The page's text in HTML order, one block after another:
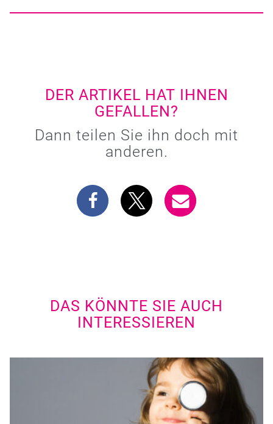
DER ARTIKEL HAT IHNEN
GEFALLEN?
Dann teilen Sie ihn doch mit
anderen.
DAS KÖNNTE SIE AUCH
INTERESSIEREN